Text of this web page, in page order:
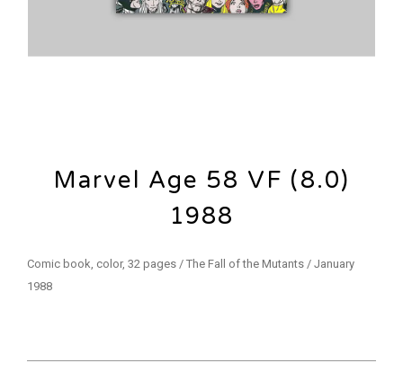
Marvel Age 58 VF (8.0)
1988
Comic book, color, 32 pages / The Fall of the Mutants / January
1988